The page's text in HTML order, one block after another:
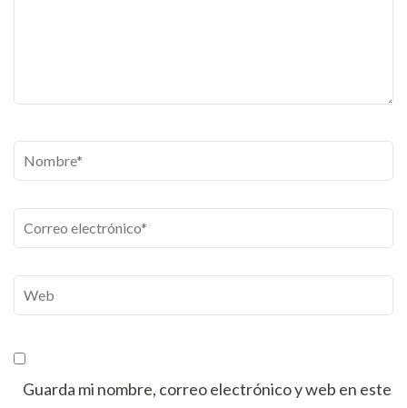
Nombre*
Correo
electrónico*
Web
Guarda mi nombre, correo electrónico y web en este